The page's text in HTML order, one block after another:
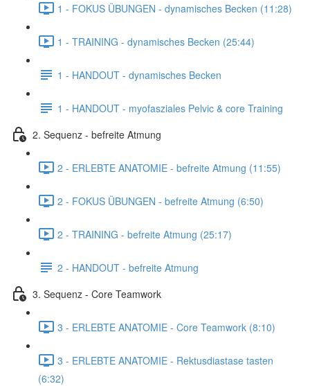
1 - FOKUS ÜBUNGEN - dynamisches Becken (11:28)
1 - TRAINING - dynamisches Becken (25:44)
1 - HANDOUT - dynamisches Becken
1 - HANDOUT - myofasziales Pelvic & core Training
2. Sequenz - befreite Atmung
2 - ERLEBTE ANATOMIE - befreite Atmung (11:55)
2 - FOKUS ÜBUNGEN - befreite Atmung (6:50)
2 - TRAINING - befreite Atmung (25:17)
2 - HANDOUT - befreite Atmung
3. Sequenz - Core Teamwork
3 - ERLEBTE ANATOMIE - Core Teamwork (8:10)
3 - ERLEBTE ANATOMIE - Rektusdiastase tasten
(6:32)